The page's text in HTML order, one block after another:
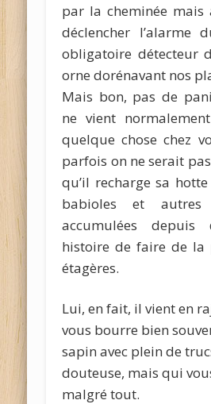
par la cheminée mais
déclencher l’alarme
obligatoire détecteur
orne dorénavant nos
Mais bon, pas de
ne vient
quelque chose chez
parfois on ne serait
qu’il recharge sa
babioles et autres
accumulées depuis
histoire de faire de la
étagères.
Lui, en fait, il vient en
vous bourre bien
sapin avec plein de
douteuse, mais qui
malgré tout.